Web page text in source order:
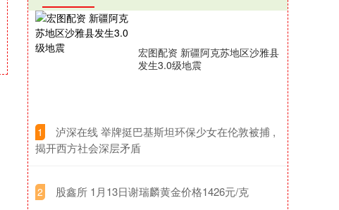
宏图配资 新疆阿克苏地区沙雅县
发生3.0级地震
1
​泸深在线 举牌挺巴基斯坦环保少女在伦敦被捕 ,
揭开西方社会深层矛盾
2 ​股鑫所 1月13日谢瑞麟黄金价格1426元/克